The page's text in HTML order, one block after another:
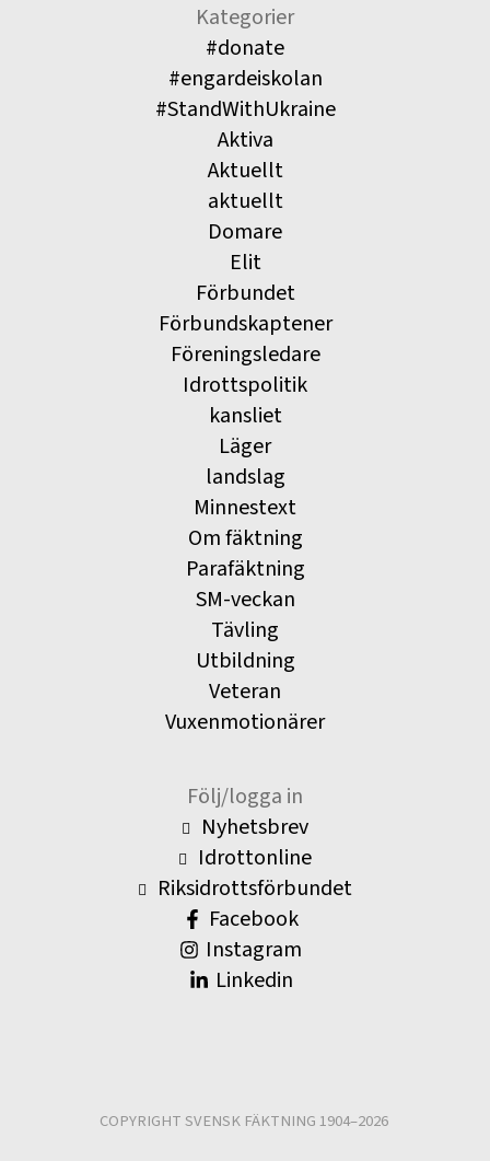
Kategorier
#donate
#engardeiskolan
#StandWithUkraine
Aktiva
Aktuellt
aktuellt
Domare
Elit
Förbundet
Förbundskaptener
Föreningsledare
Idrottspolitik
kansliet
Läger
landslag
Minnestext
Om fäktning
Parafäktning
SM-veckan
Tävling
Utbildning
Veteran
Vuxenmotionärer
Följ/logga in
Nyhetsbrev
Idrottonline
Riksidrottsförbundet
Facebook
Instagram
Linkedin
COPYRIGHT SVENSK FÄKTNING 1904–2026